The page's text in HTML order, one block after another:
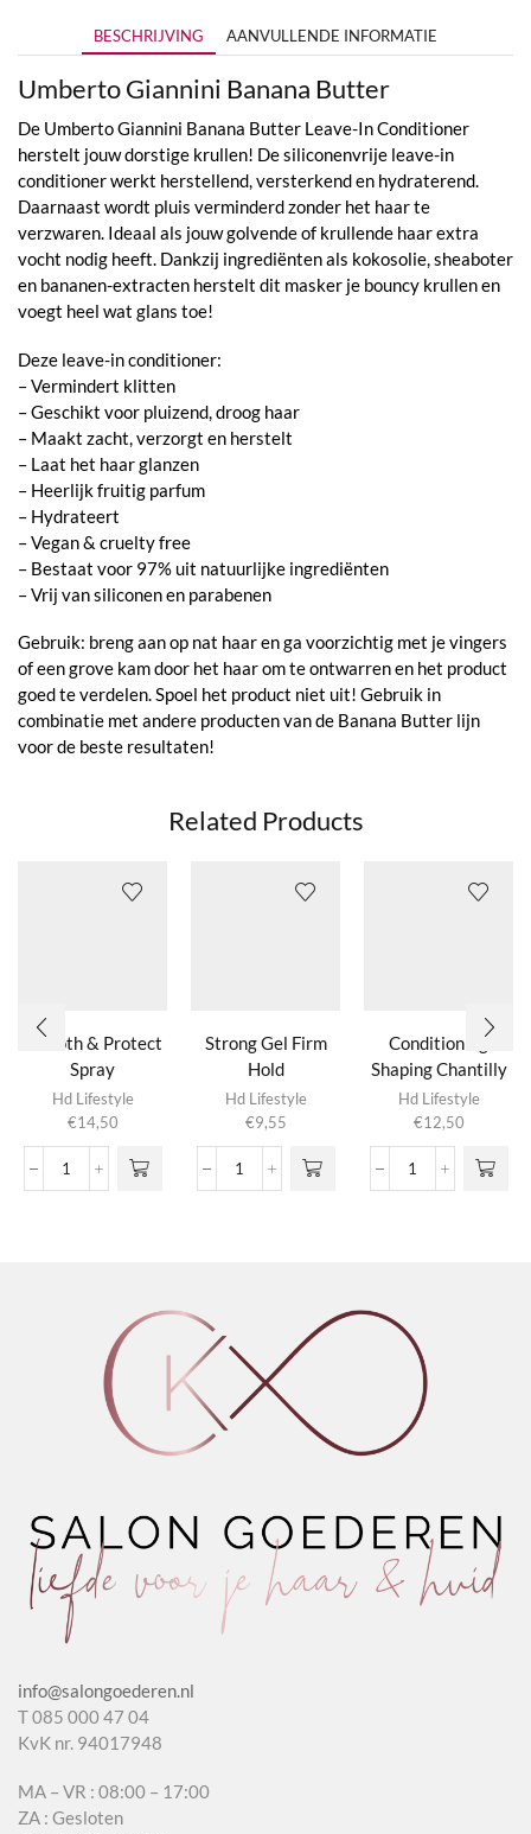
BESCHRIJVING AANVULLENDE INFORMATIE
Umberto Giannini Banana Butter
De Umberto Giannini Banana Butter Leave-In Conditioner
herstelt jouw dorstige krullen! De siliconenvrije leave-in
conditioner werkt herstellend, versterkend en hydraterend.
Daarnaast wordt pluis verminderd zonder het haar te
verzwaren. Ideaal als jouw golvende of krullende haar extra
vocht nodig heeft. Dankzij ingrediënten als kokosolie, sheaboter
en bananen-extracten herstelt dit masker je bouncy krullen en
voegt heel wat glans toe!
Deze leave-in conditioner:
– Vermindert klitten
– Geschikt voor pluizend, droog haar
– Maakt zacht, verzorgt en herstelt
– Laat het haar glanzen
– Heerlijk fruitig parfum
– Hydrateert
– Vegan & cruelty free
– Bestaat voor 97% uit natuurlijke ingrediënten
– Vrij van siliconen en parabenen
Gebruik: breng aan op nat haar en ga voorzichtig met je vingers
of een grove kam door het haar om te ontwarren en het product
goed te verdelen. Spoel het product niet uit! Gebruik in
combinatie met andere producten van de Banana Butter lijn
voor de beste resultaten!
Related Products
Smooth & Protect
Spray
Hd Lifestyle
€14,50
Smooth
Strong Gel Firm
Hold
Hd Lifestyle
€9,55
Strong
Conditioning
Shaping Chantilly
Hd Lifestyle
€12,50
Conditioning
info@salongoederen.nl
T 085 000 47 04
KvK nr. 94017948
MA – VR : 08:00 – 17:00
ZA : Gesloten